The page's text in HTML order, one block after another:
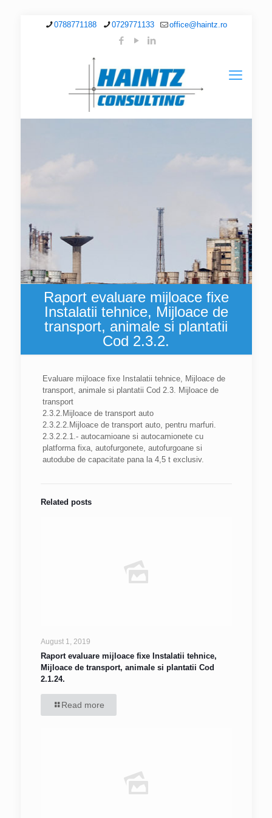
0788771188 0729771133 office@haintz.ro
Raport evaluare mijloace fixe
Instalatii tehnice, Mijloace de
transport, animale si plantatii
Cod 2.3.2.
Evaluare mijloace fixe Instalatii tehnice, Mijloace de
transport, animale si plantatii Cod 2.3. Mijloace de
transport
2.3.2.Mijloace de transport auto
2.3.2.2.Mijloace de transport auto, pentru marfuri.
2.3.2.2.1.- autocamioane si autocamionete cu
platforma fixa, autofurgonete, autofurgoane si
autodube de capacitate pana la 4,5 t exclusiv.
Related posts
August 1, 2019
Raport evaluare mijloace fixe Instalatii tehnice,
Mijloace de transport, animale si plantatii Cod
2.1.24.
Read more